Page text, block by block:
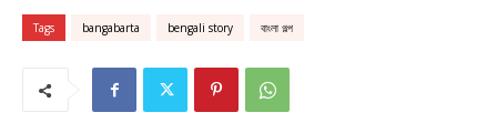
Tags bangabarta bengali story বাংলা গল্প